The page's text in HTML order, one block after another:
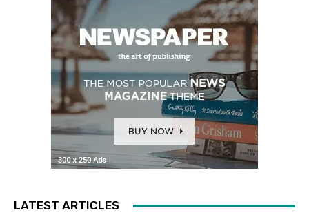
LATEST ARTICLES